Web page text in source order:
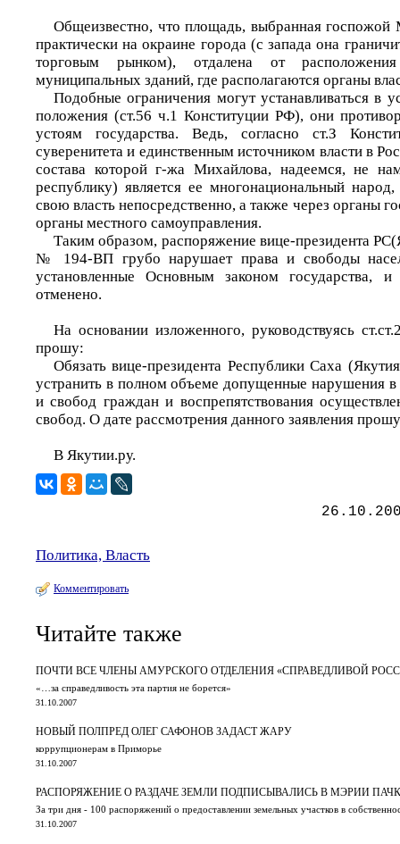
Общеизвестно, что площадь, выбранная госпожой
практически на окраине города (с запада она
торговым рынком), отдалена от
муниципальных зданий, где располагаются органы
Подобные ограничения могут устанавливаться в
положения (ст.56 ч.1 Конституции РФ), они
устоям государства. Ведь, согласно ст.З
суверенитета и единственным источником власти в
состава которой г-жа Михайлова, надеемся, не
республику) является ее многонациональный
свою власть непосредственно, а также через органы
органы местного самоуправления.
Таким образом, распоряжение вице-президента
№ 194-ВП грубо нарушает права и свободы
установленные Основным законом государства,
отменено.
На основании изложенного, руководствуясь
прошу:
Обязать вице-президента Республики Саха
устранить в полном объеме допущенные нарушения в
и свобод граждан и воспрепятствования
свобод. О дате рассмотрения данного заявления
В Якутии.ру.
Политика, Власть
Комментировать
Читайте также
ПОЧТИ ВСЕ ЧЛЕНЫ АМУРСКОГО ОТДЕЛЕНИЯ «СПРАВЕДЛИВОЙ
«…за справедливость эта партия не борется»
31.10.2007
НОВЫЙ ПОЛПРЕД ОЛЕГ САФОНОВ ЗАДАСТ ЖАРУ
коррупционерам в Приморье
31.10.2007
РАСПОРЯЖЕНИЕ О РАЗДАЧЕ ЗЕМЛИ ПОДПИСЫВАЛИСЬ В МЭРИИ
За три дня - 100 распоряжений о предоставлении земельных участков в
31.10.2007